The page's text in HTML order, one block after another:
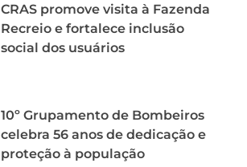
CRAS promove visita à Fazenda
Recreio e fortalece inclusão
social dos usuários
10º Grupamento de Bombeiros
celebra 56 anos de dedicação e
proteção à população